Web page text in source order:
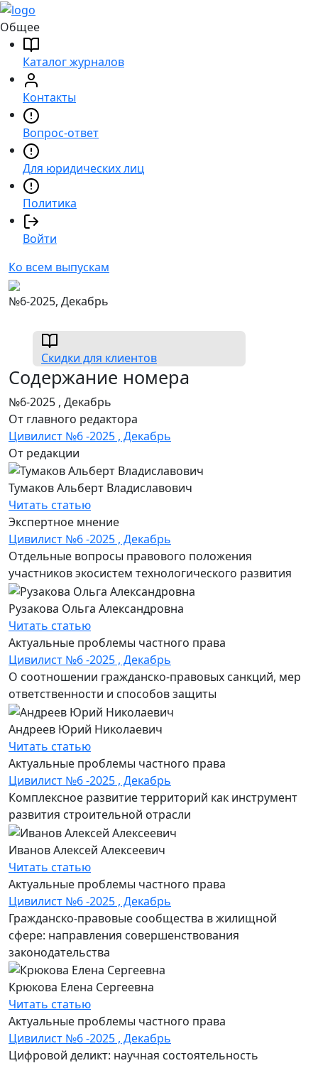
Общее
Каталог журналов
Контакты
Вопрос-ответ
Для юридических лиц
Политика
Войти
Ко всем выпускам
№6-2025, Декабрь
Скидки для клиентов
Содержание номера
№6-2025 , Декабрь
От главного редактора
Цивилист №6 -2025 , Декабрь
От редакции
Тумаков Альберт Владиславович
Читать статью
Экспертное мнение
Цивилист №6 -2025 , Декабрь
Отдельные вопросы правового положения
участников экосистем технологического развития
Рузакова Ольга Александровна
Читать статью
Актуальные проблемы частного права
Цивилист №6 -2025 , Декабрь
О соотношении гражданско-правовых санкций, мер
ответственности и способов защиты
Андреев Юрий Николаевич
Читать статью
Актуальные проблемы частного права
Цивилист №6 -2025 , Декабрь
Комплексное развитие территорий как инструмент
развития строительной отрасли
Иванов Алексей Алексеевич
Читать статью
Актуальные проблемы частного права
Цивилист №6 -2025 , Декабрь
Гражданско-правовые сообщества в жилищной
сфере: направления совершенствования
законодательства
Крюкова Елена Сергеевна
Читать статью
Актуальные проблемы частного права
Цивилист №6 -2025 , Декабрь
Цифровой деликт: научная состоятельность